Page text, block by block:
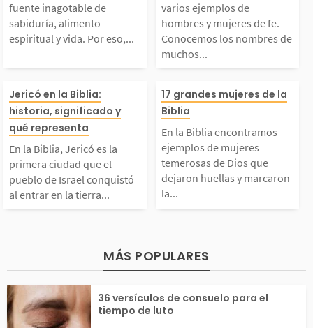
40 personas en u
on
sabiduría, alimento
y vida. Por
hemos preparado
serie con prédica
bíblicas impactante
fuente inagotable de
sabiduría, alimento
espiritual y vida. Por eso,...
e hombres y
e fe.
ombres de
ellos y las
ealizaron
ia de Dios....
varios ejemplos de
hombres y mujeres de fe.
Conocemos los nombres de
muchos...
la Biblia, Jericó es
primera ciudad que
pueblo de Israel co
al entrar en la
prometida, reco
por sus muralla
que cayeron por el...
Jericó en la Biblia:
historia, significado y
qué representa
En la Biblia, Jericó es la
primera ciudad que el
pueblo de Israel conquistó
al entrar en la tierra...
En la Biblia
mos ejemplos
res temerosas
que dejaron
a en su
s actuaron
17 grandes mujeres de la
Biblia
En la Biblia encontramos
ejemplos de mujeres
temerosas de Dios que
dejaron huellas y marcaron
la...
MÁS POPULARES
36 versículos de consuelo para el
tiempo de luto